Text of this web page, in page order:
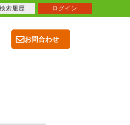
お問合わせ
検索履歴 ログイン